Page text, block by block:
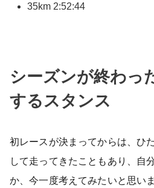
35km 2:52:44
シーズンが終わっ
するスタンス
初レースが決まってからは、ひ
して走ってきたこともあり、自
か、今一度考えてみたいと思いま